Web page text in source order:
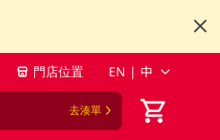
門店位置 EN | 中
去湊單